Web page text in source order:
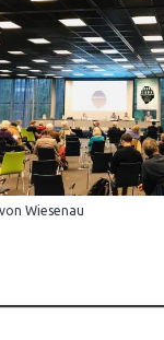
Wiesenau